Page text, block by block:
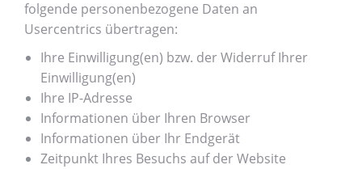
folgende personenbezogene Daten an
Usercentrics übertragen:
Ihre Einwilligung(en) bzw. der Widerruf Ihrer
Einwilligung(en)
Ihre IP-Adresse
Informationen über Ihren Browser
Informationen über Ihr Endgerät
Zeitpunkt Ihres Besuchs auf der Website